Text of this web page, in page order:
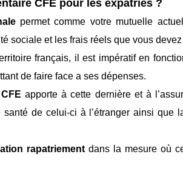
CFE pour les expatriés ?
permet comme votre mutuelle
sociale et les frais réels que vous devez
français, il est impératif en
de faire face a ses dépenses.
apporte à cette dernière et à
de celui-ci à l’étranger ainsi que
rapatriement dans la mesure où